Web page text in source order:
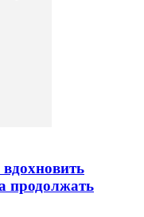
продолжать